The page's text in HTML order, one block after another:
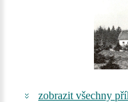
zobrazit všechny